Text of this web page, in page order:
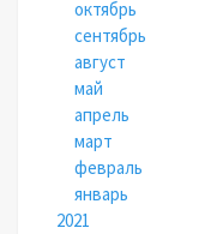
октябрь
сентябрь
август
май
апрель
март
февраль
январь
2021